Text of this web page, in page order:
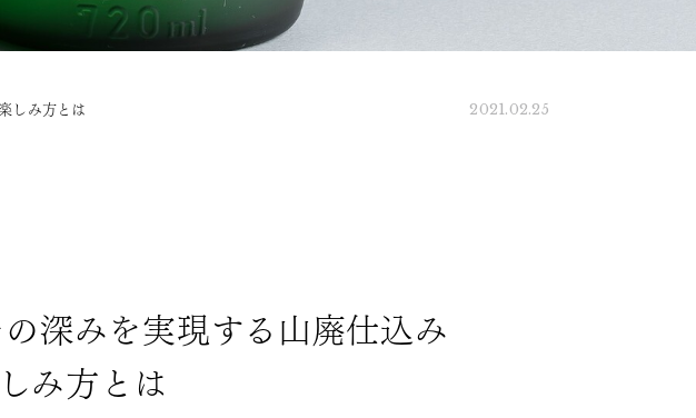
しみ方とは 2021.02.25
深みを実現する山廃仕込み
み方とは